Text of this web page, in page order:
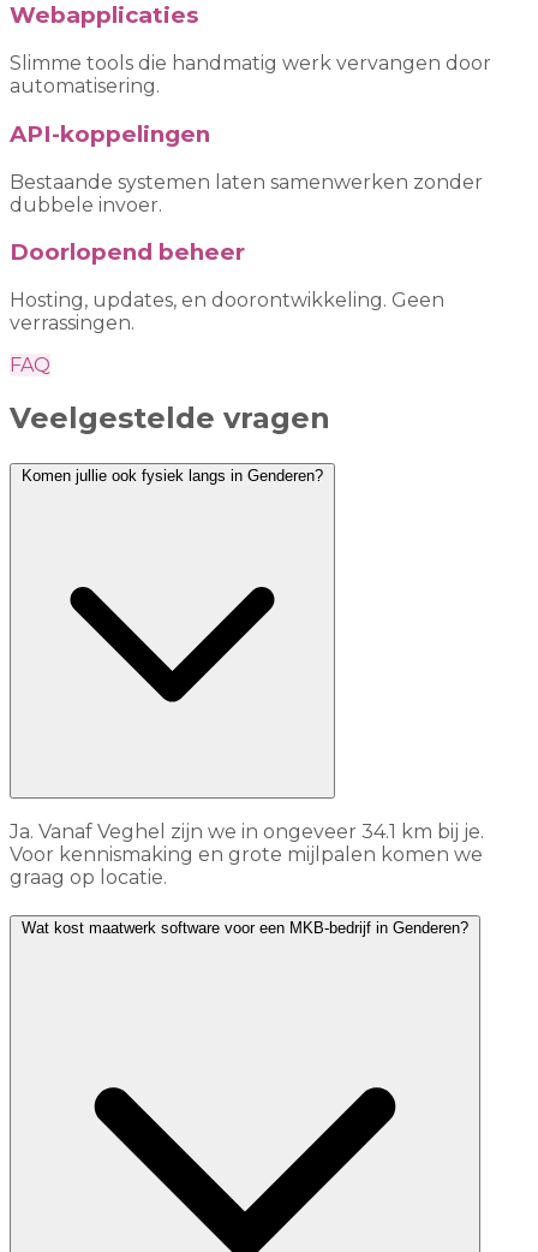
Webapplicaties
Slimme tools die handmatig werk vervangen door
automatisering.
API-koppelingen
Bestaande systemen laten samenwerken zonder
dubbele invoer.
Doorlopend beheer
Hosting, updates, en doorontwikkeling. Geen
verrassingen.
FAQ
Veelgestelde vragen
Komen jullie ook fysiek langs in Genderen?
Ja. Vanaf Veghel zijn we in ongeveer 34.1 km bij je.
Voor kennismaking en grote mijlpalen komen we
graag op locatie.
Wat kost maatwerk software voor een MKB-bedrijf in Genderen?